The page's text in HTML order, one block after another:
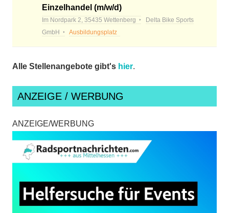
Einzelhandel (m/w/d)
Im Nordpark 2, 35435 Wettenberg
Delta Bike Sports
GmbH
Ausbildungsplatz
Alle Stellenangebote gibt's hier.
ANZEIGE / WERBUNG
ANZEIGE/WERBUNG